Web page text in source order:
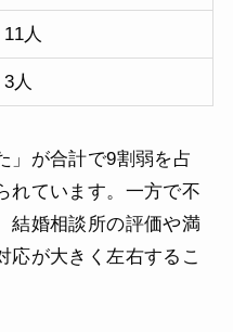
11人
3人
」が合計で9割弱を占
れています。一方で不
結婚相談所の評価や満
応が大きく左右するこ